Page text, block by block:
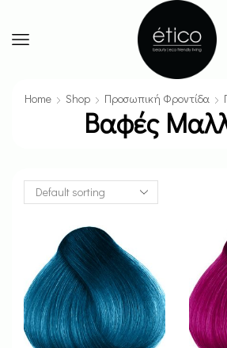
Home Shop Προσωπική Φροντίδα
Βαφές